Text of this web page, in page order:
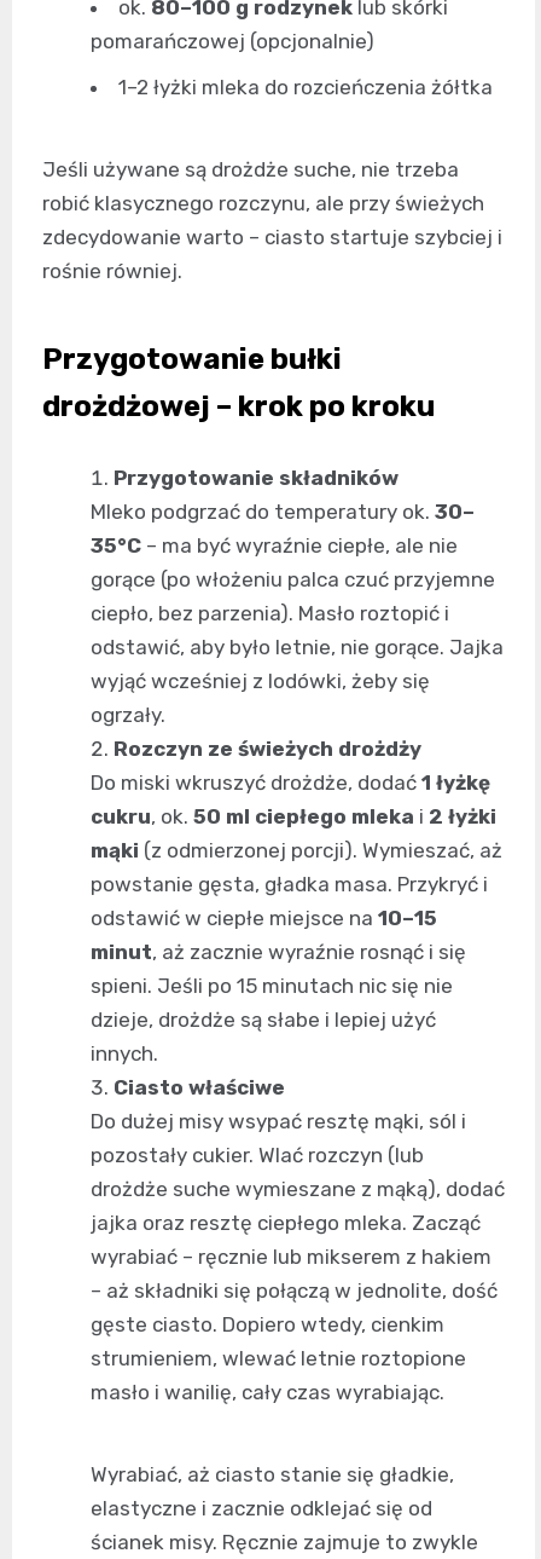
ok. 80–100 g rodzynek lub skórki
pomarańczowej (opcjonalnie)
1–2 łyżki mleka do rozcieńczenia żółtka
Jeśli używane są drożdże suche, nie trzeba
robić klasycznego rozczynu, ale przy świeżych
zdecydowanie warto – ciasto startuje szybciej i
rośnie równiej.
Przygotowanie bułki
drożdżowej – krok po kroku
Przygotowanie składników
Mleko podgrzać do temperatury ok. 30–
35°C – ma być wyraźnie ciepłe, ale nie
gorące (po włożeniu palca czuć przyjemne
ciepło, bez parzenia). Masło roztopić i
odstawić, aby było letnie, nie gorące. Jajka
wyjąć wcześniej z lodówki, żeby się
ogrzały.
Rozczyn ze świeżych drożdży
Do miski wkruszyć drożdże, dodać 1 łyżkę
cukru, ok. 50 ml ciepłego mleka i 2 łyżki
mąki (z odmierzonej porcji). Wymieszać, aż
powstanie gęsta, gładka masa. Przykryć i
odstawić w ciepłe miejsce na 10–15
minut, aż zacznie wyraźnie rosnąć i się
spieni. Jeśli po 15 minutach nic się nie
dzieje, drożdże są słabe i lepiej użyć
innych.
Ciasto właściwe
Do dużej misy wsypać resztę mąki, sól i
pozostały cukier. Wlać rozczyn (lub
drożdże suche wymieszane z mąką), dodać
jajka oraz resztę ciepłego mleka. Zacząć
wyrabiać – ręcznie lub mikserem z hakiem
– aż składniki się połączą w jednolite, dość
gęste ciasto. Dopiero wtedy, cienkim
strumieniem, wlewać letnie roztopione
masło i wanilię, cały czas wyrabiając.
Wyrabiać, aż ciasto stanie się gładkie,
elastyczne i zacznie odklejać się od
ścianek misy. Ręcznie zajmuje to zwykle